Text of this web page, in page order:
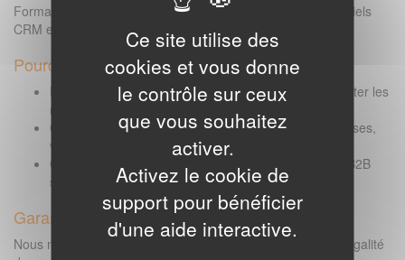
Format livré : Excel ou CSV (compatible avec tous vos logiciels
CRM et emailing).
Pourquoi choisir cette base ?
Base qualifiée et vérifiéequotidiennement pour limiter les
retours et améliorer vos taux de délivrabilité.
Gain de temps: plus besoin de recherches fastidieuses,
vos prospects sont déjà prêts.
Conformité légale
: base adaptée à la prospection B2B
selon les recommandations de la CNIL.
Garanties & conformité
Nous mettons tout en œuvre pour garantir la fiabilité et la légalité
Ce site utilise des
cookies et vous donne
le contrôle sur ceux
que vous souhaitez
activer.
Activez le cookie de
support pour bénéficier
d'une aide interactive.